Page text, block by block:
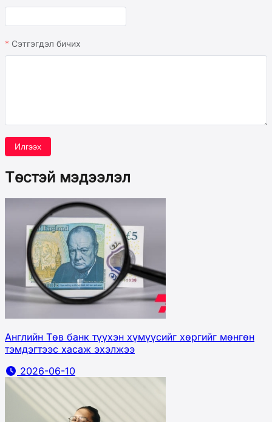
Сэтгэгдэл бичих
Илгээх
Төстэй мэдээлэл
Английн Төв банк түүхэн хүмүүсийг хөргийг мөнгөн
тэмдэгтээс хасаж эхэлжээ
2026-06-10